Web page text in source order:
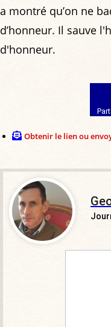
a montré qu’on ne
d’honneur. Il sauve
d'honneur.
Obtenir le lien ou